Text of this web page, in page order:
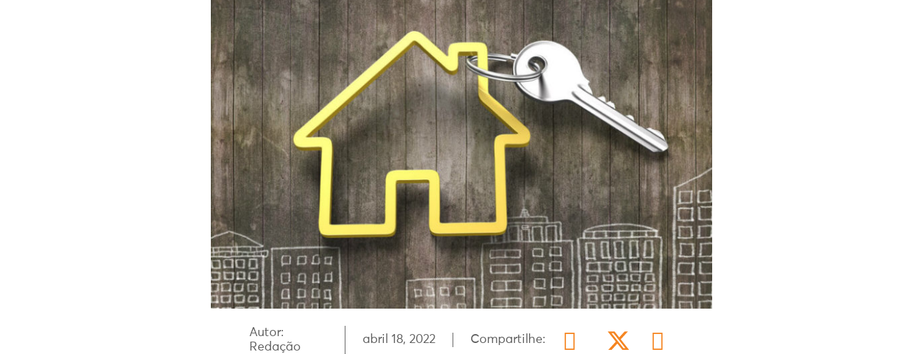
Autor:
Redação
abril 18, 2022 Compartilhe: